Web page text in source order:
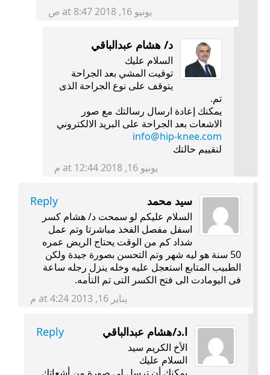
يونيو 16, 2018 at 8:47 ص
د/ هشام عبدالباقي
السلام عليك
توقيت المشي بعد الجراحة
يتوقف على نوع الجراحة الذى
تم.
يمكنك إعادة ارسال رسالتك مع صور
الاشعات بعد الجراحة على البريد الالكتروني
info@hip-knee.com
لنقييم حالتك
يونيو 16, 2018 at 12:44 م
سيد محمد Reply
السلام عليكم لو سمحت د/ هشام كسر
اسفل مفصل الفخذ مباشرتا وتم عمل
شداد كم من الوقت يحتاج الريض عمره
50 سنة هو ليه شهر وتم التحسن بصورة جيدة ولكن
الطبيب المتابع استعجل عليه وخله ينزل رجله ساعة
فى اليومادت الى فتح الكسر التى تم التأمه.
يناير 16, 2013 at 4:24 م
ا.د/هشام عبدالباقي Reply
الأخ الكريم سيد
السلام عليك